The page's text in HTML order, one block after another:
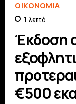
ΟΙΚΟΝΟΜΊΑ
1 λεπτό
Έκδοση
€500